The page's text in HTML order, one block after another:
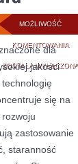
MOŻLIWOŚĆ
KOMENTOWANIA
I
ZOSTAŁA WYŁĄCZONA
dla
jakości
się na
zastosowanie
staranność